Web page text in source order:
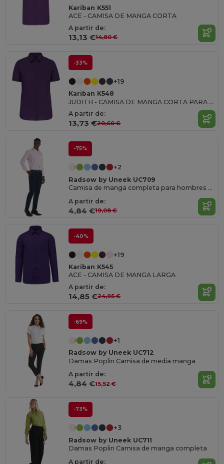
Kariban K551
ACE - CAMISA DE MANGA CORTA
A partir de:
13,13 €14,80 €
-33%
+19
Kariban K548
JUDITH - CAMISA DE MANGA CORTA PARA MUJER
A partir de:
13,73 €20,60 €
-75%
+2
Radsow by Uneek UC709
Camisa de manga completa para hombres Poplin
A partir de:
4,84 €19,08 €
-40%
+19
Kariban K545
ACE - CAMISA DE MANGA LARGA
A partir de:
14,85 €24,95 €
-69%
+1
Radsow by Uneek UC712
Damas Poplin Camisa de media manga
A partir de:
4,84 €15,52 €
-73%
+3
Radsow by Uneek UC711
Damas Poplin Camisa de manga completa
A partir de: